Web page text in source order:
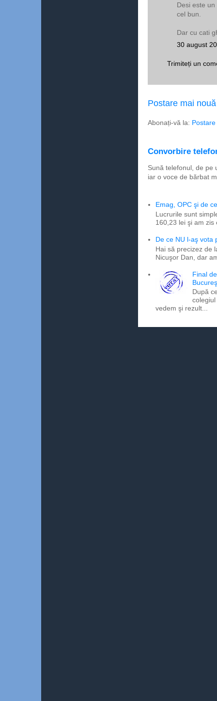
Desi este
cel bun.
Dar cu cati
30 august
Trimiteți un
Postare mai nouă
Abonați-vă la:
Convorbire
Sună telefonul, de pe
iar o voce de bărbat
Emag, OPC şi de
Lucrurile sunt
160,23 lei şi am
De ce NU l-aş vota
Hai să precizez de
Nicuşor Dan, dar
Final
După
vedem şi rezult...